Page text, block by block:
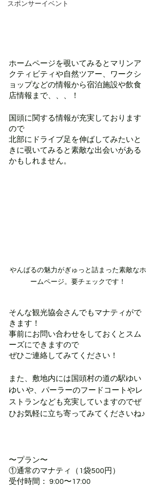
スポンサーイベント
ホームページを覗いてみるとマリンア
クティビティや自然ツアー、ワークシ
ョップなどの情報から宿泊施設や飲食
店情報まで、、、！
国頭に関する情報が充実しております
ので
北部にドライブ足を伸ばしてみたいと
きに覗いてみると素敵な出会いがある
かもしれません。
やんばるの魅力がぎゅっと詰まった素敵なホ
ームページ。要チェックです！
そんな観光協会さんでもマナティがで
きます！
事前にお問い合わせをしておくとスム
ーズにできますので
ぜひご連絡してみてください！
また、敷地内には国頭村の道の駅ゆい
ゆい や、パーラーのフードコートやレ
ストランなども充実していますのでぜ
ひお気軽に立ち寄ってみてくださいね♪
〜プラン〜
①通常のマナティ（1袋500円）
受付時間： 9:00〜17:00